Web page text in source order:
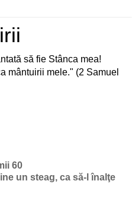
să fie Stânca mea!
mântuirii mele." (2 Samuel
60
un steag, ca să-l înalţe